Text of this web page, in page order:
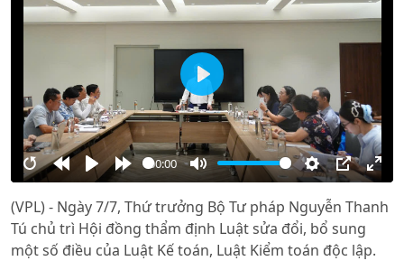
RestartRewind
10s
PlayForward
10s
00:00
Mute Settings
PIP
Play
(VPL) - Ngày 7/7, Thứ trưởng Bộ Tư pháp Nguyễn Thanh
Tú chủ trì Hội đồng thẩm định Luật sửa đổi, bổ sung
một số điều của Luật Kế toán, Luật Kiểm toán độc lập.